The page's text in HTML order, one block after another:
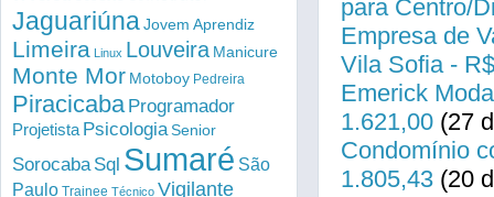
para Centro/
Empresa de
Vila Sofia -
Emerick
1.621,00 (27
Condomínio
1.805,43 (20
Jaguariúna Jovem Aprendiz
Limeira Linux Louveira Manicure
Monte Mor Motoboy Pedreira
Piracicaba Programador
Projetista PsicologiaSenior
Sorocaba Sql Sumaré São
Paulo Trainee Técnico Vigilante